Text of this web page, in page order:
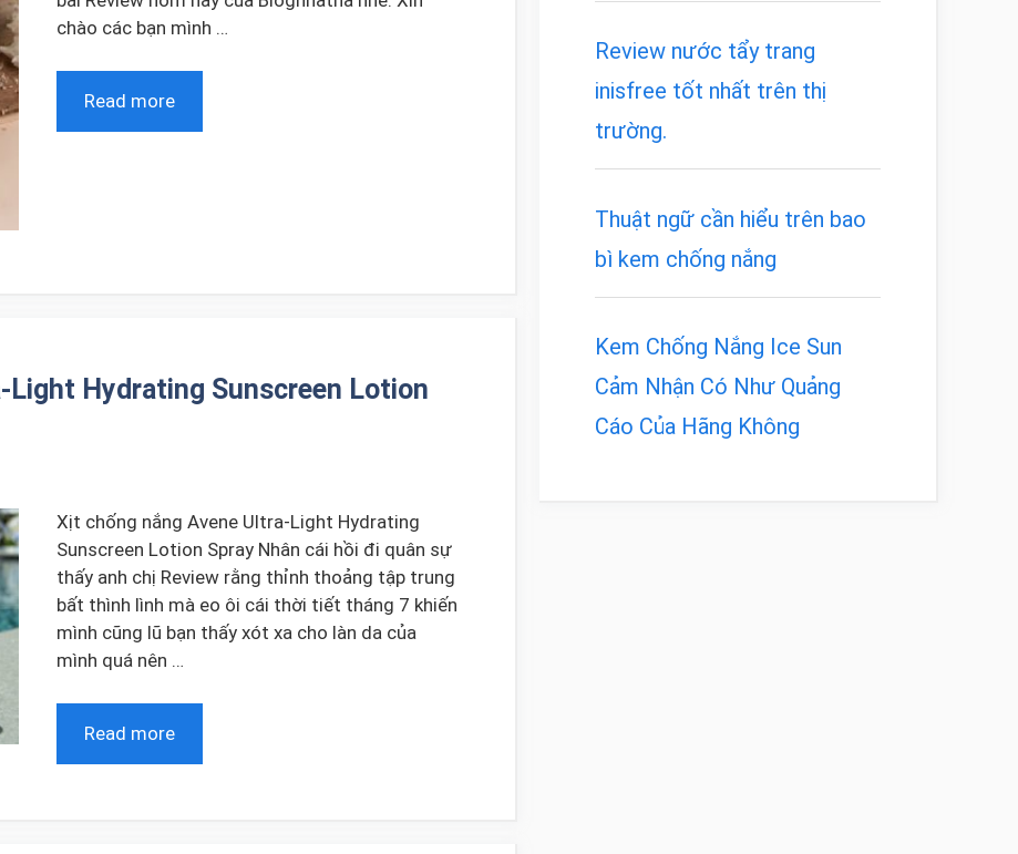
chào các bạn mình …
Read more
Light Hydrating Sunscreen Lotion
Xịt chống nắng Avene Ultra-Light Hydrating
Sunscreen Lotion Spray Nhân cái hồi đi quân sự
thấy anh chị Review rằng thỉnh thoảng tập trung
bất thình lình mà eo ôi cái thời tiết tháng 7 khiến
mình cũng lũ bạn thấy xót xa cho làn da của
mình quá nên …
Read more
Review nước tẩy trang
inisfree tốt nhất trên thị
trường.
Thuật ngữ cần hiểu trên bao
bì kem chống nắng
Kem Chống Nắng Ice Sun
Cảm Nhận Có Như Quảng
Cáo Của Hãng Không